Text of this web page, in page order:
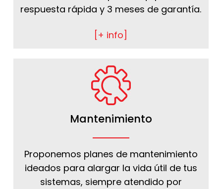
respuesta rápida y 3 meses de garantía.
[+ info]
Mantenimiento
Proponemos planes de mantenimiento
ideados para alargar la vida útil de tus
sistemas, siempre atendido por